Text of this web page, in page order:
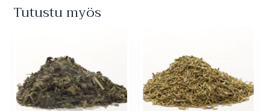
Tutustu myös